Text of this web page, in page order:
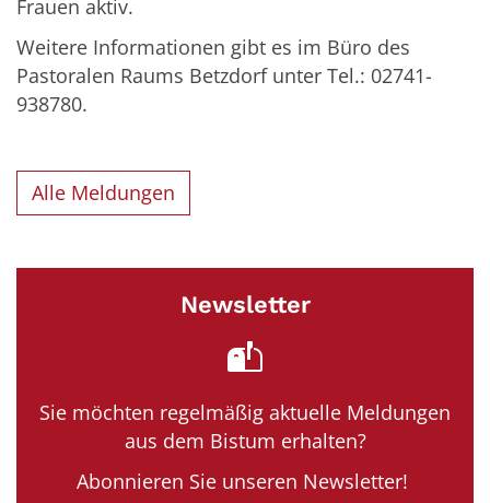
Frauen aktiv.
Weitere Informationen gibt es im Büro des
Pastoralen Raums Betzdorf unter Tel.: 02741-
938780.
Alle Meldungen
Newsletter
Sie möchten regelmäßig aktuelle Meldungen
aus dem Bistum erhalten?
Abonnieren Sie unseren Newsletter!